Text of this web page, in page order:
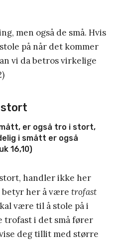
men også de små. Hvis
på når det kommer
vi da betros virkelige
stort
er også tro i stort,
i smått er også
16,10)
handler ikke her
betyr her å være trofast
være til å stole på i
trofast i det små fører
deg tillit med større